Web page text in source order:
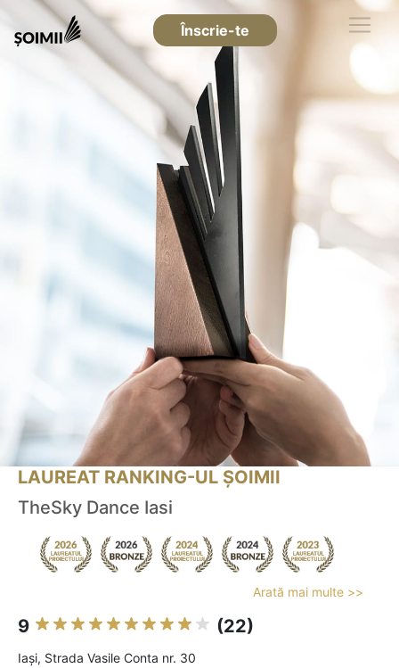
Înscrie-te
LAUREAT RANKING-UL ȘOIMII
TheSky Dance Iasi
Arată mai multe >>
9 (22)
Iaşi, Strada Vasile Conta nr. 30